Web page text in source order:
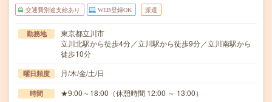
交通費別途支給あり WEB登録OK 派遣
勤務地
東京都立川市
立川北駅から徒歩4分／立川駅から徒歩9分／立川南駅から
徒歩10分
曜日頻度 月/木/金/土/日
時間 ★9:00～18:00（休憩時間 12:00 ～ 13:00）